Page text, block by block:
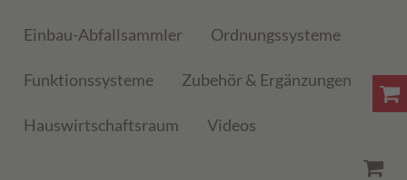
Einbau-Abfallsammler Ordnungssysteme
Funktionssysteme Zubehör & Ergänzungen
Hauswirtschaftsraum Videos